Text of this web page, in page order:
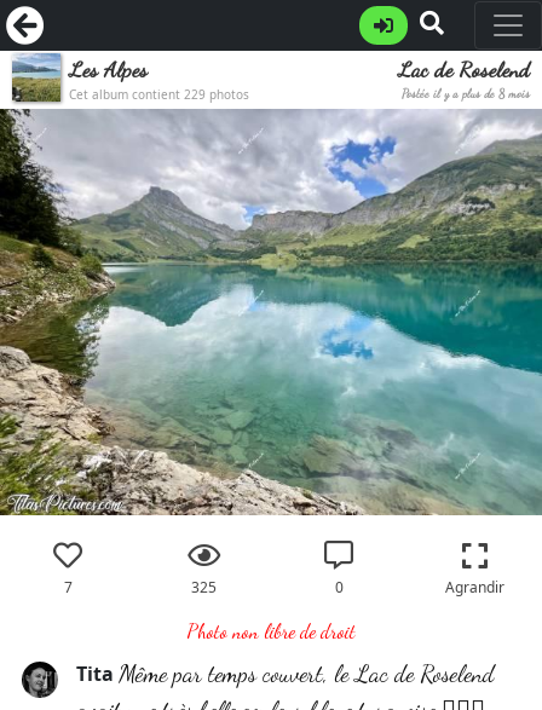
Les Alpes
Cet album contient 229 photos
Lac de Roselend
Postée il y a plus de 8 mois
7 325 0 Agrandir
Photo non libre de droit
Tita Même par temps couvert, le Lac de Roselend